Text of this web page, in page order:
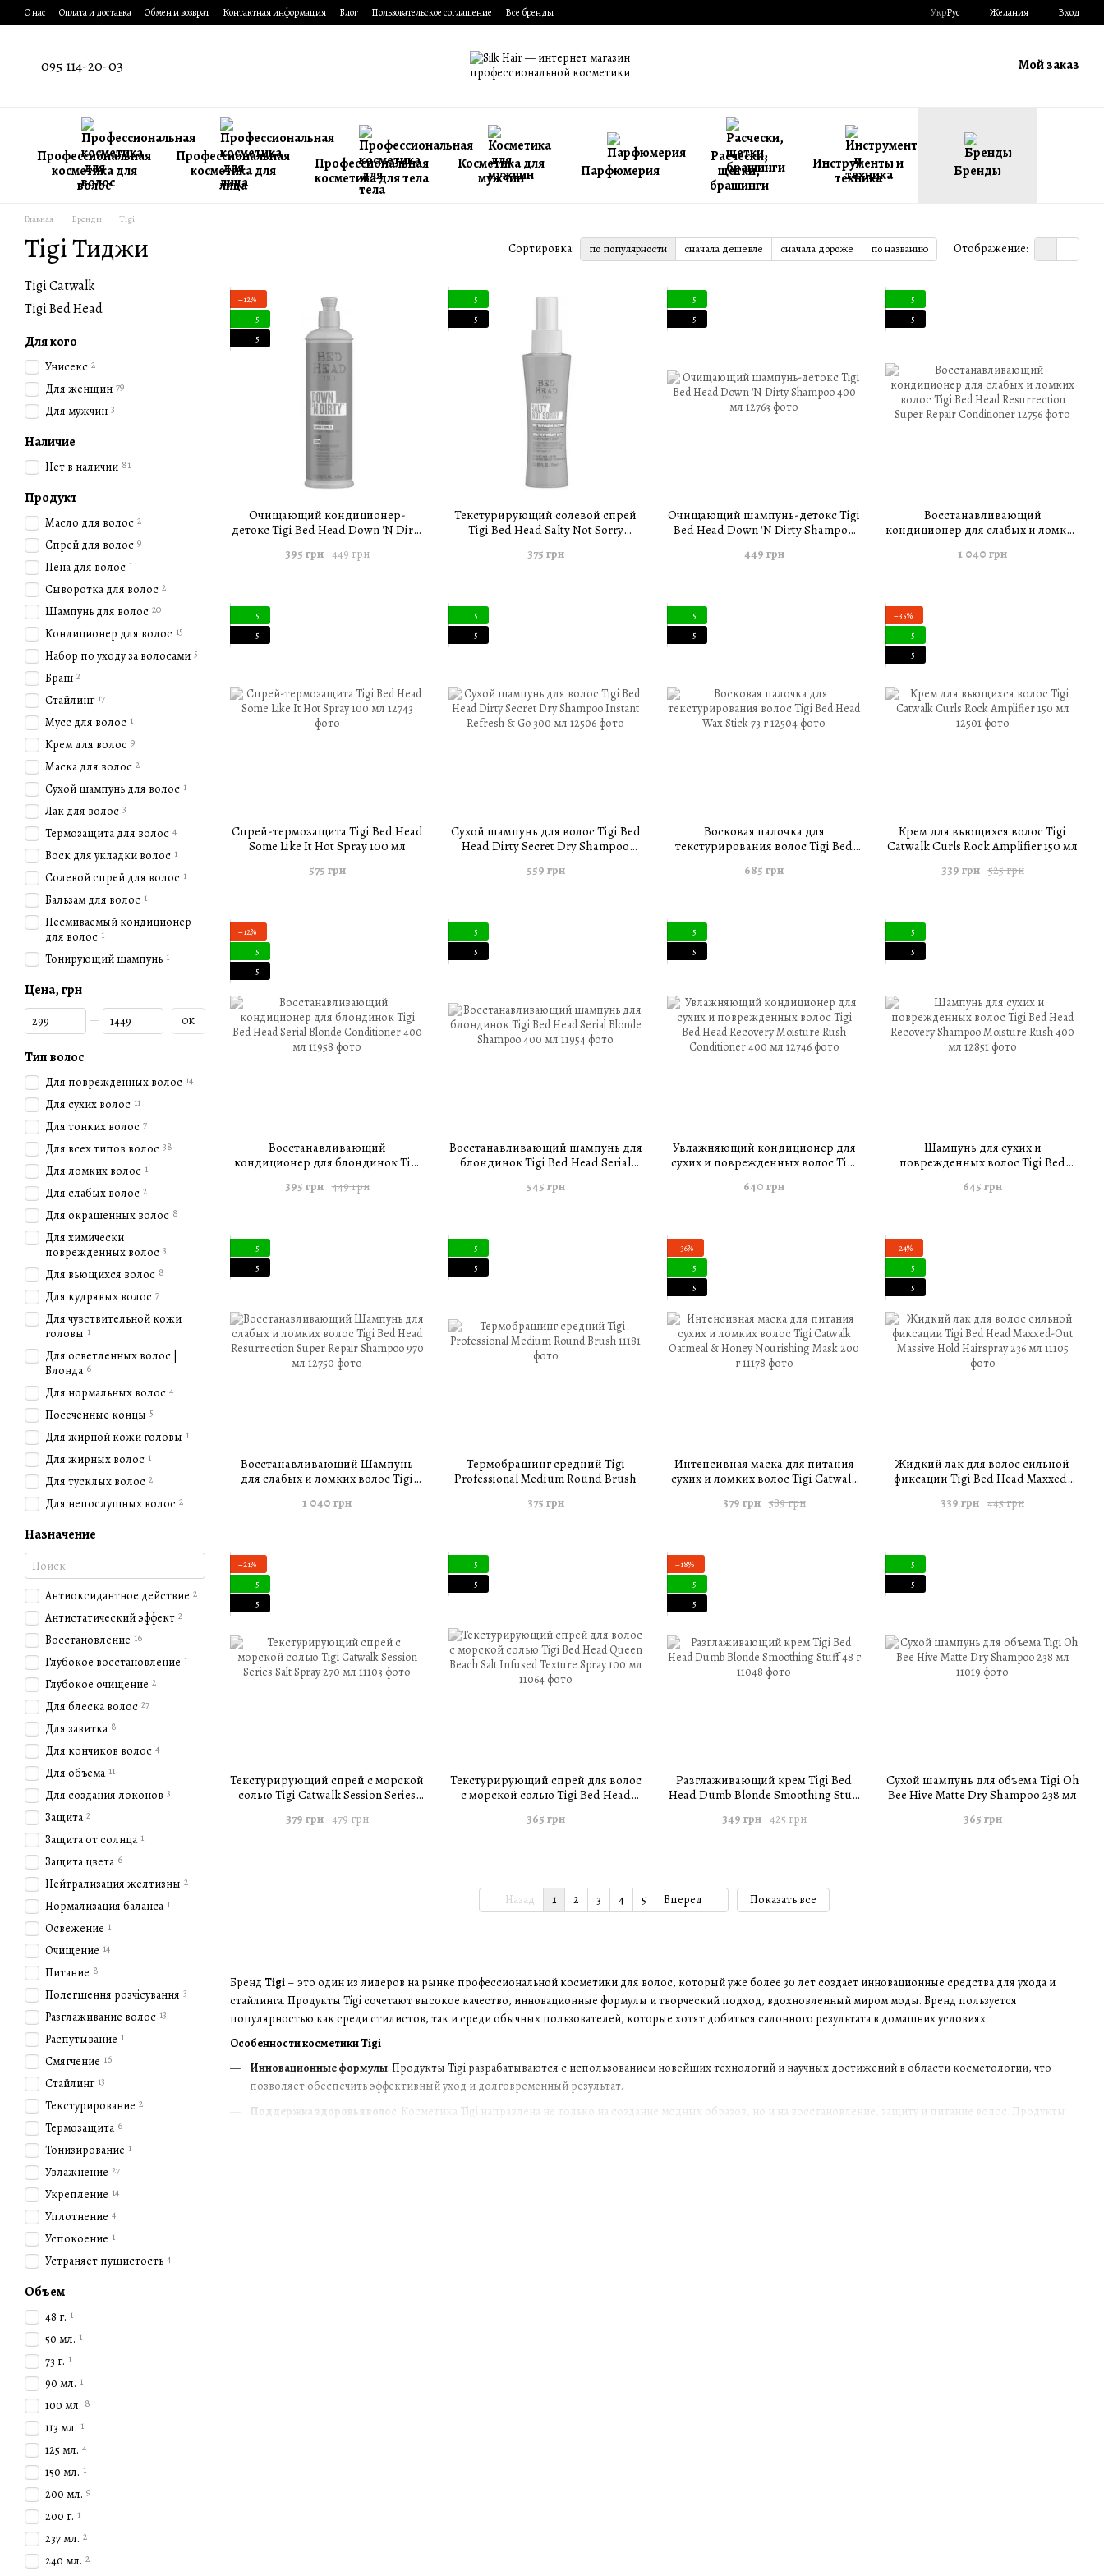
Перейти к основному контенту
О нас Оплата и доставка Обмен и возврат Контактная информация Блог Пользовательское соглашение Все бренды УкрРус Желания Вход
095 114-20-03 Мой заказ
Профессиональная
косметика для
волос
Профессиональная
косметика для
лица
Профессиональная
косметика для тела
Косметика для
мужчин
Парфюмерия
Расчески,
щетки,
брашинги
Инструменты и
техника
Бренды
Главная Бренды Tigi
Tigi Тиджи Сортировка: по популярности сначала дешевле сначала дороже по названию Отображение:
Бренд Tigi – это один из лидеров на рынке профессиональной косметики для волос, который уже более 30 лет создает инновационные средства для ухода и
стайлинга. Продукты Tigi сочетают высокое качество, инновационные формулы и творческий подход, вдохновленный миром моды. Бренд пользуется
популярностью как среди стилистов, так и среди обычных пользователей, которые хотят добиться салонного результата в домашних условиях.
Особенности косметики Tigi
Инновационные формулы: Продукты Tigi разрабатываются с использованием новейших технологий и научных достижений в области косметологии, что
позволяет обеспечить эффективный уход и долговременный результат.
Поддержка здоровья волос : Косметика Tigi направлена не только на создание модных образов, но и на восстановление, защиту и питание волос. Продукты
−12%
5
5
Очищающий кондиционер-
детокс Tigi Bed Head Down 'N Dirty
449 грн
395 грн
5
5
Текстурирующий солевой спрей
Tigi Bed Head Salty Not Sorry
375 грн
5
5
Очищающий шампунь-детокс Tigi
Bed Head Down 'N Dirty Shampoo
449 грн
5
5
Восстанавливающий
кондиционер для слабых и ломких
Super Repair Conditioner
1 040 грн
5
5
Спрей-термозащита Tigi Bed Head
Some Like It Hot Spray 100 мл
575 грн
5
5
Сухой шампунь для волос Tigi Bed
Head Dirty Secret Dry Shampoo
559 грн
5
5
Восковая палочка для
текстурирования волос Tigi Bed
685 грн
−35%
5
5
Крем для вьющихся волос Tigi
Catwalk Curls Rock Amplifier 150 мл
525 грн
339 грн
−12%
5
5
Восстанавливающий
кондиционер для блондинок Tigi
400 мл449 грн
395 грн
5
5
Восстанавливающий шампунь для
блондинок Tigi Bed Head Serial
545 грн
5
5
Увлажняющий кондиционер для
сухих и поврежденных волос Tigi
Conditioner 400 мл
640 грн
5
5
Шампунь для сухих и
поврежденных волос Tigi Bed
Rush 400 мл
645 грн
5
5
Восстанавливающий Шампунь
для слабых и ломких волос Tigi
Shampoo 970 мл
1 040 грн
5
5
Термобрашинг средний Tigi
Professional Medium Round Brush
375 грн
−36%
5
5
Интенсивная маска для питания
сухих и ломких волос Tigi Catwalk
200 г589 грн
379 грн
−24%
5
5
Жидкий лак для волос сильной
фиксации Tigi Bed Head Maxxed-
445 грн
339 грн
−21%
5
5
Текстурирующий спрей с морской
солью Tigi Catwalk Session Series
479 грн
379 грн
5
5
Текстурирующий спрей для волос
с морской солью Tigi Bed Head
Spray 100 мл
365 грн
−18%
5
5
Разглаживающий крем Tigi Bed
Head Dumb Blonde Smoothing Stuff
425 грн
349 грн
5
5
Сухой шампунь для объема Tigi Oh
Bee Hive Matte Dry Shampoo 238 мл
365 грн
Назад 1 2 3 4 5 Вперед Показать все
Tigi Catwalk
Tigi Bed Head
Для кого
Унисекс 2
Для женщин 79
Для мужчин 3
Наличие
Нет в наличии 81
Продукт
Масло для волос 2
Спрей для волос 9
Пена для волос 1
Сыворотка для волос 2
Шампунь для волос 20
Кондиционер для волос 15
Набор по уходу за волосами 5
Браш 2
Стайлинг 17
Мусс для волос 1
Крем для волос 9
Маска для волос 2
Сухой шампунь для волос 1
Лак для волос 3
Термозащита для волос 4
Воск для укладки волос 1
Солевой спрей для волос 1
Бальзам для волос 1
Несмиваемый кондиционер
для волос 1
Тонирующий шампунь 1
Цена, грн
От Цена, грн
До Цена, грн OK
Тип волос
Для поврежденных волос 14
Для сухих волос 11
Для тонких волос 7
Для всех типов волос 38
Для ломких волос 1
Для слабых волос 2
Для окрашенных волос 8
Для химически
поврежденных волос 3
Для вьющихся волос 8
Для кудрявых волос 7
Для чувствительной кожи
головы 1
Для осветленных волос |
Блонда 6
Для нормальных волос 4
Посеченные концы 5
Для жирной кожи головы 1
Для жирных волос 1
Для тусклых волос 2
Для непослушных волос 2
Назначение
Антиоксидантное действие 2
Антистатический эффект 2
Восстановление 16
Глубокое восстановление 1
Глубокое очищение 2
Для блеска волос 27
Для завитка 8
Для кончиков волос 4
Для объема 11
Для создания локонов 3
Защита 2
Защита от солнца 1
Защита цвета 6
Нейтрализация желтизны 2
Нормализация баланса 1
Освежение 1
Очищение 14
Питание 8
Полегшення розчісування 3
Разглаживание волос 13
Распутывание 1
Смягчение 16
Стайлинг 13
Текстурирование 2
Термозащита 6
Тонизирование 1
Увлажнение 27
Укрепление 14
Уплотнение 4
Успокоение 1
Устраняет пушистость 4
Объем
48 г. 1
50 мл. 1
73 г. 1
90 мл. 1
100 мл. 8
113 мл. 1
125 мл. 4
150 мл. 1
200 мл. 9
200 г. 1
237 мл. 2
240 мл. 2